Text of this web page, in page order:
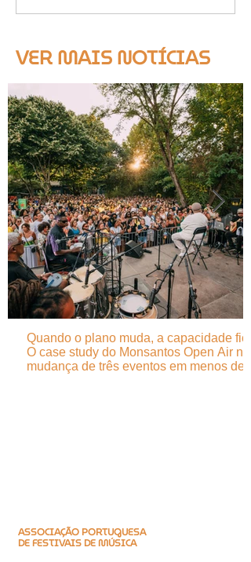
VER MAIS NOTÍCIAS
Quando o plano muda, a capacidade fica
O case study do Monsantos Open Air na
mudança de três eventos em menos de
ASSOCIAÇÃO PORTUGUESA
DE FESTIVAIS DE MÚSICA